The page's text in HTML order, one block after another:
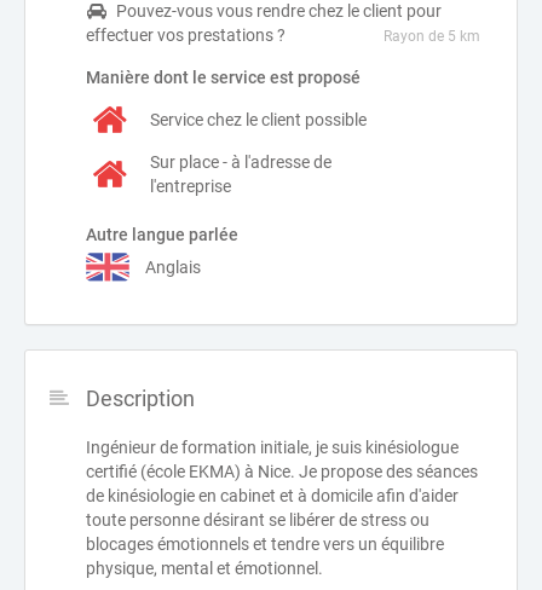
Pouvez-vous vous rendre chez le client pour
effectuer vos prestations ?
Rayon de 5 km
Manière dont le service est proposé
Service chez le client possible
Sur place - à l'adresse de
l'entreprise
Autre langue parlée
Anglais
Description
Ingénieur de formation initiale, je suis kinésiologue
certifié (école EKMA) à Nice. Je propose des séances
de kinésiologie en cabinet et à domicile afin d'aider
toute personne désirant se libérer de stress ou
blocages émotionnels et tendre vers un équilibre
physique, mental et émotionnel.